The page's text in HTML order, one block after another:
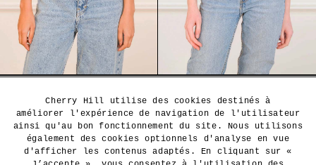
Cherry Hill utilise des cookies destinés à
améliorer l'expérience de navigation de l'utilisateur
ainsi qu'au bon fonctionnement du site. Nous utilisons
également des cookies optionnels d'analyse en vue
d'afficher les contenus adaptés. En cliquant sur «
SERVICE CLIENT
CHERRY HILL